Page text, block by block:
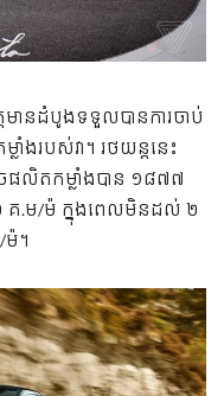
តមាន​ដំបូង​ទទួល​បាន​ការ​ចាប់​
ាំង​របស់​វា។ រថយន្ត​នេះ​
លិត​កម្លាំង​បាន​ ១៨៧៧
គ.ម/ម៉ ក្នុង​ពេល​មិន​ដល់ ២
។